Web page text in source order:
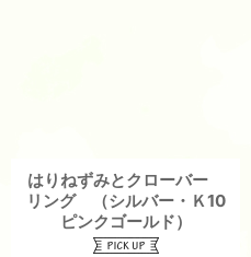
はりねずみとクローバー
リング （シルバー・Ｋ10
ピンクゴールド）